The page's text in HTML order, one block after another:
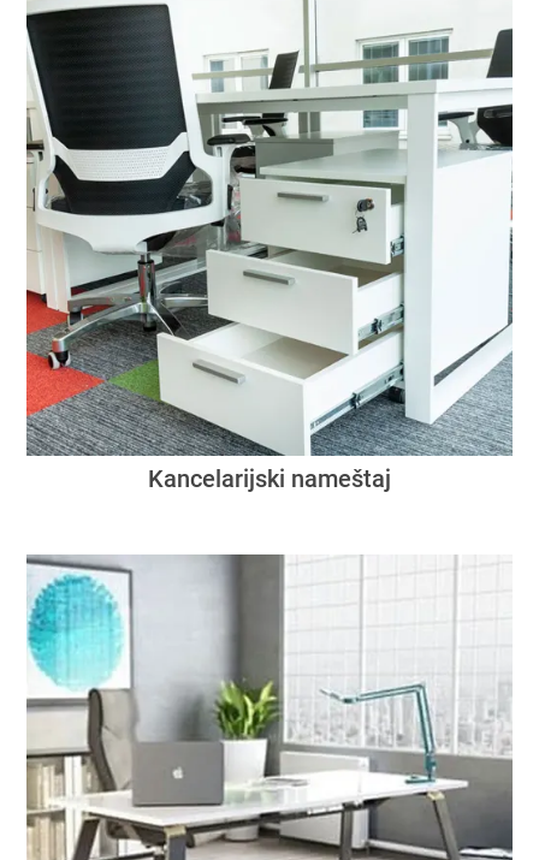
Kancelarijski nameštaj